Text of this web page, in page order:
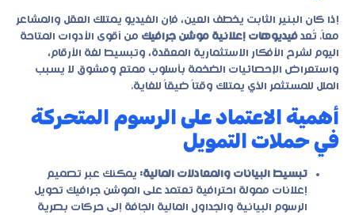
إذا كان البنير الثابت يخطف العين، فإن الفيديو يمتلك العقل والمشاعر
معاً. تُعد فيديوهات إعلانية موشن جرافيك من أقوى الأدوات المتاحة
اليوم لشرح الأفكار الاستثمارية المعقدة، وتبسيط لغة الأرقام،
واستعراض الإحصائيات الضخمة بأسلوب ممتع ومشوق لا يسبب
الملل للمستثمر الذي يمتلك وقتاً ضيقاً للغاية.
أهمية الاعتماد على الرسوم المتحركة
في حملات التمويل
تبسيط البيانات والمعادلات المالية: يمكنك عبر تصميم
إعلانات ممولة احترافية تعتمد على الموشن جرافيك تحويل
الرسوم البيانية والجداول المالية الجافة إلى حركات بصرية